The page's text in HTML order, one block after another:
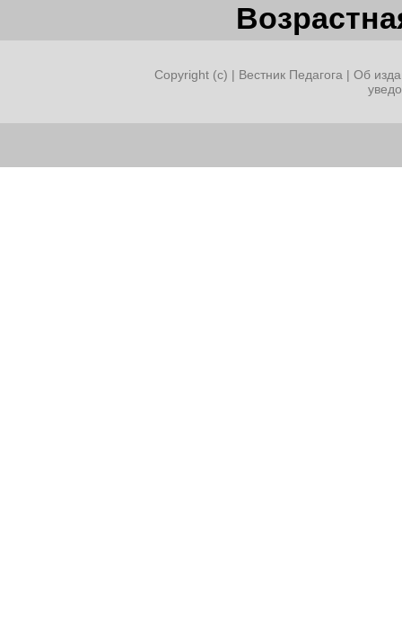
Copyright (c) | Вестник Педагога | Об